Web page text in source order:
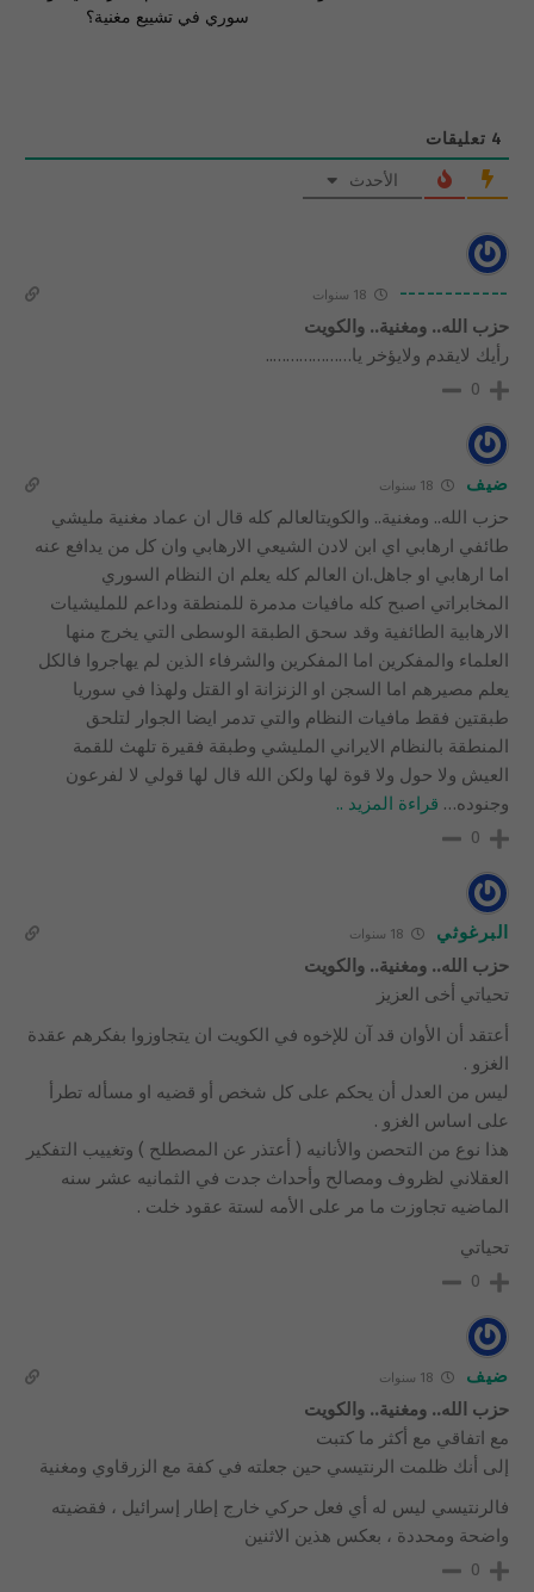
سوري في تشييع مغنية؟
4 تعليقات
الأحدث
------------ 18 سنوات
حزب الله.. ومغنية.. والكويت
رأيك لايقدم ولايؤخر يا………………..
0
ضيف 18 سنوات
حزب الله.. ومغنية.. والكويتالعالم كله قال ان عماد مغنية مليشي
طائفي ارهابي اي ابن لادن الشيعي الارهابي وان كل من يدافع عنه
اما ارهابي او جاهل.ان العالم كله يعلم ان النظام السوري
المخابراتي اصبح كله مافيات مدمرة للمنطقة وداعم للمليشيات
الارهابية الطائفية وقد سحق الطبقة الوسطى التي يخرج منها
العلماء والمفكرين اما المفكرين والشرفاء الذين لم يهاجروا فالكل
يعلم مصيرهم اما السجن او الزنزانة او القتل ولهذا في سوريا
طبقتين فقط مافيات النظام والتي تدمر ايضا الجوار لتلحق
المنطقة بالنظام الايراني المليشي وطبقة فقيرة تلهث للقمة
العيش ولا حول ولا قوة لها ولكن الله قال لها قولي لا لفرعون
وجنوده… قراءة المزيد ..
0
البرغوثي
حزب الله.. ومغنية.. والكويت
تحياتي أخى العزيز
أعتقد أن الأوان قد آن للإخوه في الكويت ان يتجاوزوا بفكرهم عقدة
الغزو .
ليس من العدل أن يحكم على كل شخص أو قضيه او مسأله تطرأ
على اساس الغزو .
هذا نوع من التحصن والأنانيه ( أعتذر عن المصطلح ) وتغييب التفكير
العقلاني لظروف ومصالح وأحداث جدت في الثمانيه عشر سنه
الماضيه تجاوزت ما مر على الأمه لستة عقود خلت .
تحياتي
0
ضيف 18 سنوات
حزب الله.. ومغنية.. والكويت
مع اتفاقي مع أكثر ما كتبت
إلى أنك ظلمت الرنتيسي حين جعلته في كفة مع الزرقاوي ومغنية
فالرنتيسي ليس له أي فعل حركي خارج إطار إسرائيل ، فقضيته
واضحة ومحددة ، بعكس هذين الاثنين
0